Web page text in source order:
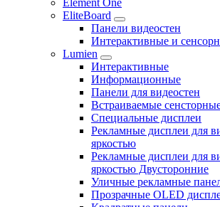
Element One
EliteBoard
Панели видеостен
Интерактивные и
Lumien
Интерактивные
Информационные
Панели для видеостен
Встраиваемые
Специальные дисплеи
Рекламные дисплеи для
яркостью
Рекламные дисплеи для
яркостью Двусторонние
Уличные рекламные
Прозрачные OLED